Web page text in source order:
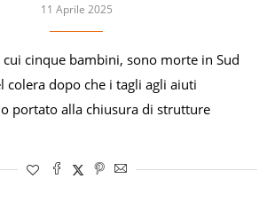
11 Aprile 2025
cinque bambini, sono morte in Sud
colera dopo che i tagli agli aiuti
portato alla chiusura di strutture